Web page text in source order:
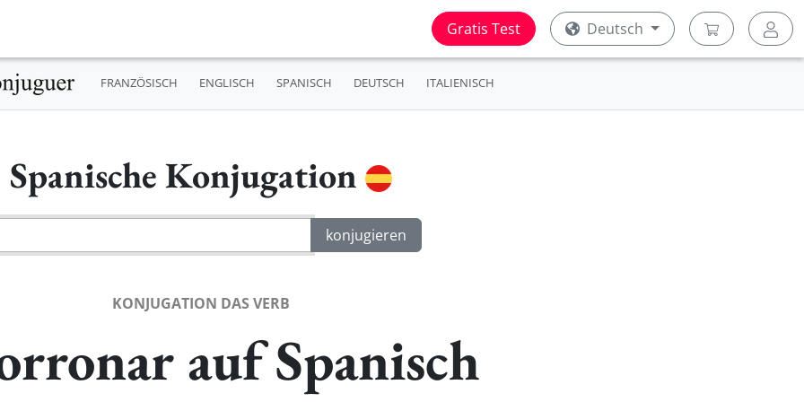
Gratis Test Deutsch
FRANZÖSISCH ENGLISCH SPANISCH DEUTSCH ITALIENISCH
Spanische Konjugation
KONJUGATION DAS VERB
auf Spanisch